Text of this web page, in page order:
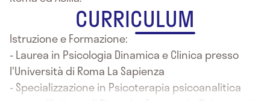
CURRICULUM
Istruzione e Formazione:
- Laurea in Psicologia Dinamica e Clinica presso
l'Università di Roma La Sapienza
- Specializzazione in Psicoterapia psicoanalitica